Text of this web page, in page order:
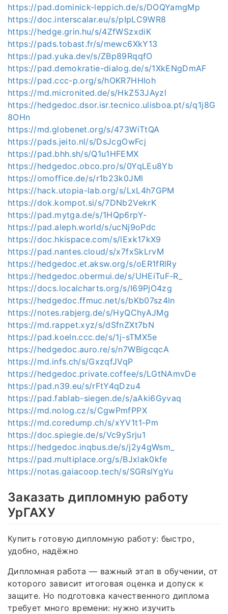
https://pad.dominick-leppich.de/s/DOQYamgMp
https://doc.interscalar.eu/s/pIpLC9WR8
https://hedge.grin.hu/s/4ZfWSzxdiK
https://pads.tobast.fr/s/mewc6XkY13
https://pad.yuka.dev/s/ZBp89RqqfO
https://pad.demokratie-dialog.de/s/1XkENgDmAF
https://pad.ccc-p.org/s/hOKR7HHIoh
https://md.micronited.de/s/HkZ53JAyzl
https://hedgedoc.dsor.isr.tecnico.ulisboa.pt/s/q1j8G
8OHn
https://md.globenet.org/s/473WiTtQA
https://pads.jeito.nl/s/DsJcgOwFcj
https://pad.bhh.sh/s/Q1u1HFEMX
https://hedgedoc.obco.pro/s/0YqLEu8Yb
https://omoffice.de/s/r1b23k0JMl
https://hack.utopia-lab.org/s/LxL4h7GPM
https://dok.kompot.si/s/7DNb2VekrK
https://pad.mytga.de/s/1HQp6rpY-
https://pad.aleph.world/s/ucNj9oPdc
https://doc.hkispace.com/s/lExk17kX9
https://pad.nantes.cloud/s/x7fxSkLrvM
https://hedgedoc.et.aksw.org/s/oER1fRlRy
https://hedgedoc.obermui.de/s/UHEiTuF-R_
https://docs.localcharts.org/s/I69PjO4zg
https://hedgedoc.ffmuc.net/s/bKb07sz4ln
https://notes.rabjerg.de/s/HyQChyAJMg
https://md.rappet.xyz/s/dSfnZXt7bN
https://pad.koeln.ccc.de/s/1j-sTMX5e
https://hedgedoc.auro.re/s/n7WBigcqcA
https://md.infs.ch/s/GxzqfJVqP
https://hedgedoc.private.coffee/s/LGtNAmvDe
https://pad.n39.eu/s/rFtY4qDzu4
https://pad.fablab-siegen.de/s/aAki6Gyvaq
https://md.nolog.cz/s/CgwPmfPPX
https://md.coredump.ch/s/xYV1t1-Pm
https://doc.spiegie.de/s/Vc9ySrju1
https://hedgedoc.inqbus.de/s/j2y4gWsm_
https://pad.multiplace.org/s/BJxlak0kfe
https://notas.gaiacoop.tech/s/SGRslYgYu
Заказать дипломную работу
УрГАХУ
Купить готовую дипломную работу: быстро,
удобно, надёжно
Дипломная работа — важный этап в обучении, от
которого зависит итоговая оценка и допуск к
защите. Но подготовка качественного диплома
требует много времени: нужно изучить